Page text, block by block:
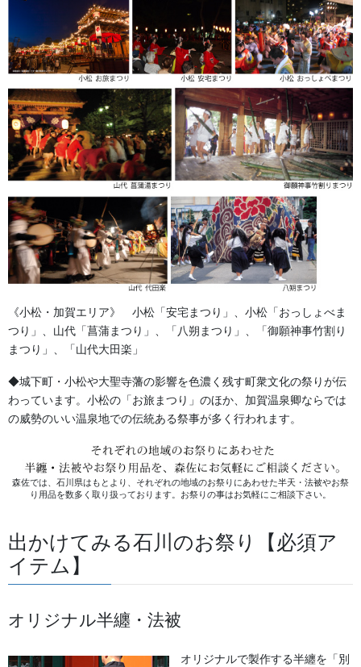
乳切木（ちきりき）加賀棒振
り 得物
2024/09/27
獅子舞・衣裳・別仕立・小物
次の記事
なぎなた、丸棒、太刀、三つ
剣、 棒振り用
2025/05/19
よもやま話
法被・はっぴ・はんてん・印半纏
お祭備品と豆知識
獅子舞・衣裳・別仕立・小物
お祭用品・品目
祭り前掛け・けんたい・胸当て
提灯 祭
生地
足袋,腹掛・股引、手拭
お知らせ
《小松・加賀エリア》 小松「安宅まつり」、小松「おっしょべま
つり」、山代「菖蒲まつり」、「八朔まつり」、「御願神事竹割り
まつり」、「山代大田楽」
◆城下町・小松や大聖寺藩の影響を色濃く残す町衆文化の祭りが伝
わっています。小松の「お旅まつり」のほか、加賀温泉卿ならでは
の威勢のいい温泉地での伝統ある祭事が多く行われます。
森佐では、石川県はもとより、それぞれの地域のお祭りにあわせた半天・法被やお祭
り用品を数多く取り扱っております。お祭りの事はお気軽にご相談下さい。
出かけてみる石川のお祭り【必須ア
イテム】
オリジナル半纏・法被
オリジナルで製作する半纏を「別